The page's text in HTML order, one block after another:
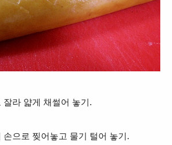
라 얇게 채썰어 놓기.
으로 찢어놓고 물기 털어 놓기.